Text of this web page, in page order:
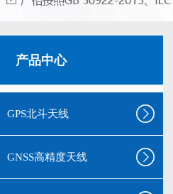
产品中心
GPS北斗天线
GNSS高精度天线